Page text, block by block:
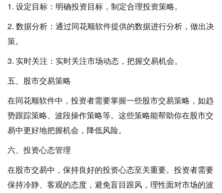
1. 设定目标：明确投资目标，制定合理投资策略。
2. 数据分析：通过同花顺软件提供的数据进行分析，做出决
策。
3. 实时关注：实时关注市场动态，把握交易机会。
五、股市交易策略
在同花顺软件中，投资者需要掌握一些股市交易策略，如趋
势跟踪策略、波段操作策略等。这些策略能帮助你在股市交
易中更好地把握机会，降低风险。
六、投资心态管理
在股市交易中，保持良好的投资心态至关重要。投资者需要
保持冷静、客观的态度，避免盲目跟风，理性面对市场的波